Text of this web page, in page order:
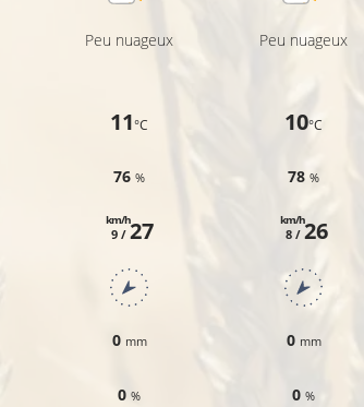
Peu nuageux
11°C
76%
9 /
km/h27
0 mm
0%
Peu nuageux
10°C
78%
8 /
km/h26
0 mm
0%